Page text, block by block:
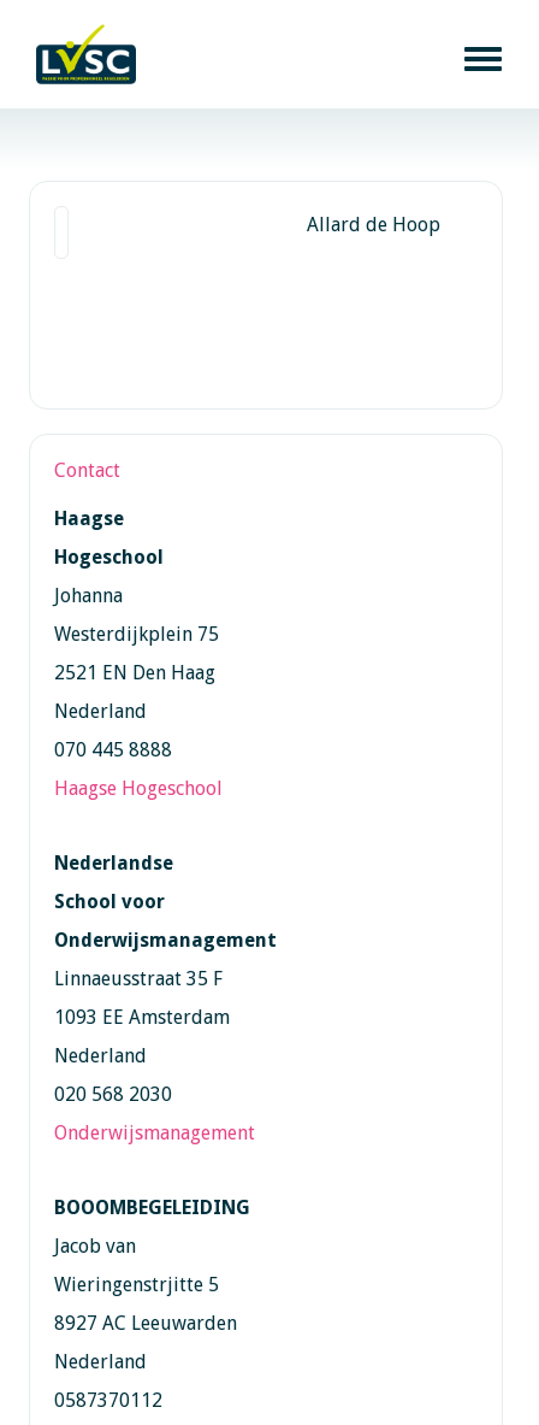
Allard de Hoop
Contact
Haagse
Hogeschool
Johanna
Westerdijkplein 75
2521 EN Den Haag
Nederland
070 445 8888
Haagse Hogeschool
Nederlandse
School voor
Onderwijsmanagement
Linnaeusstraat 35 F
1093 EE Amsterdam
Nederland
020 568 2030
Onderwijsmanagement
BOOOMBEGELEIDING
Jacob van
Wieringenstrjitte 5
8927 AC Leeuwarden
Nederland
0587370112